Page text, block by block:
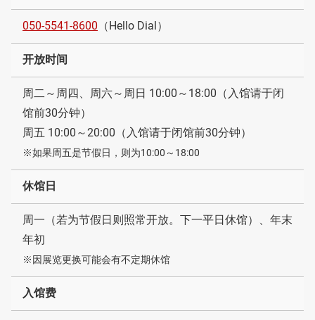
050-5541-8600 （Hello Dial）
开放时间
周二～周四、周六～周日 10:00～18:00（入馆请于闭
馆前30分钟）
周五 10:00～20:00（入馆请于闭馆前30分钟）
※如果周五是节假日，则为10:00～18:00
休馆日
周一（若为节假日则照常开放。下一平日休馆）、年末
年初
※因展览更换可能会有不定期休馆
入馆费